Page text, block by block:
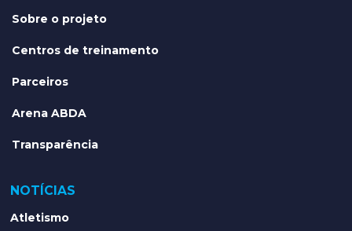
Sobre o projeto
Centros de treinamento
Parceiros
Arena ABDA
Transparência
NOTÍCIAS
Atletismo